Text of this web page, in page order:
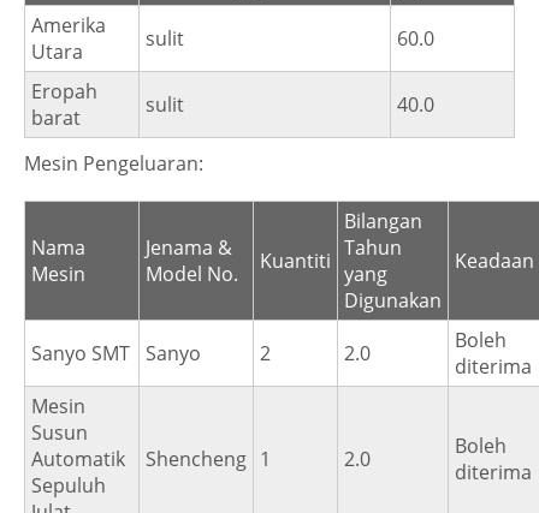
Amerika
Utara
sulit
60.0
Eropah
barat
sulit 40.0
Mesin Pengeluaran:
Nama
Mesin
Jenama &
Model No.
Kuantiti
Bilangan
Tahun
yang
Digunakan
Keadaan
Sanyo SMT Sanyo 2 2.0
Boleh
diterima
Mesin
Susun
Automatik
Sepuluh
Shencheng 1 2.0
Boleh
diterima